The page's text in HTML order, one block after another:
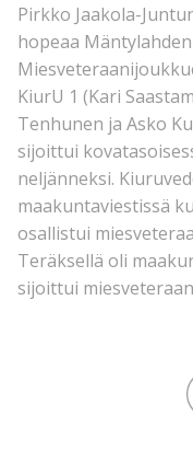
Pirkko Jaakola-
hopeaa
KiurU 1 (Kari
Tenhunen ja Asko
sijoittui
neljänneksi.
maakuntaviestissä
osallistui
Teräksellä oli
sijoittui